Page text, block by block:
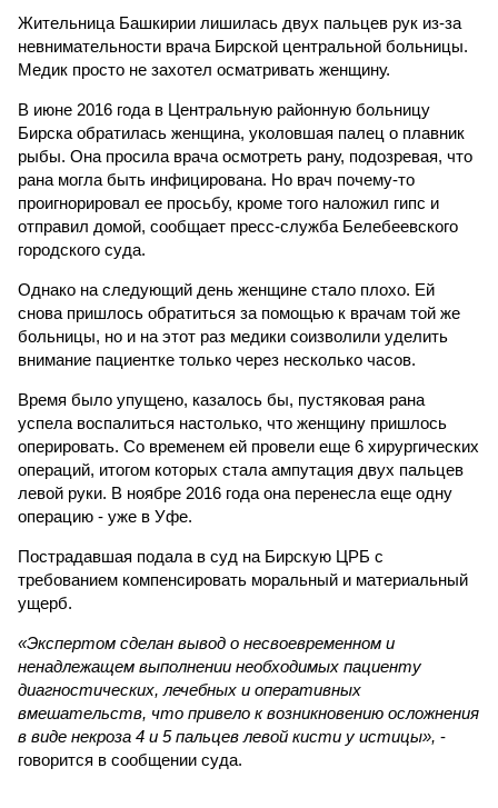
Жительница Башкирии лишилась двух пальцев рук из-за
невнимательности врача Бирской центральной больницы.
Медик просто не захотел осматривать женщину.
В июне 2016 года в Центральную районную больницу
Бирска обратилась женщина, уколовшая палец о плавник
рыбы. Она просила врача осмотреть рану, подозревая, что
рана могла быть инфицирована. Но врач почему-то
проигнорировал ее просьбу, кроме того наложил гипс и
отправил домой, сообщает пресс-служба Белебеевского
городского суда.
Однако на следующий день женщине стало плохо. Ей
снова пришлось обратиться за помощью к врачам той же
больницы, но и на этот раз медики соизволили уделить
внимание пациентке только через несколько часов.
Время было упущено, казалось бы, пустяковая рана
успела воспалиться настолько, что женщину пришлось
оперировать. Со временем ей провели еще 6 хирургических
операций, итогом которых стала ампутация двух пальцев
левой руки. В ноябре 2016 года она перенесла еще одну
операцию - уже в Уфе.
Пострадавшая подала в суд на Бирскую ЦРБ с
требованием компенсировать моральный и материальный
ущерб.
«Экспертом сделан вывод о несвоевременном и
ненадлежащем выполнении необходимых пациенту
диагностических, лечебных и оперативных
вмешательств, что привело к возникновению осложнения
в виде некроза 4 и 5 пальцев левой кисти у истицы», -
говорится в сообщении суда.